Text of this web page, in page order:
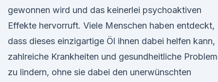
gewonnen wird und das keinerlei psychoaktiven
Effekte hervorruft. Viele Menschen haben entdeckt,
dass dieses einzigartige Öl ihnen dabei helfen kann,
zahlreiche Krankheiten und gesundheitliche
zu lindern, ohne sie dabei den unerwünschten